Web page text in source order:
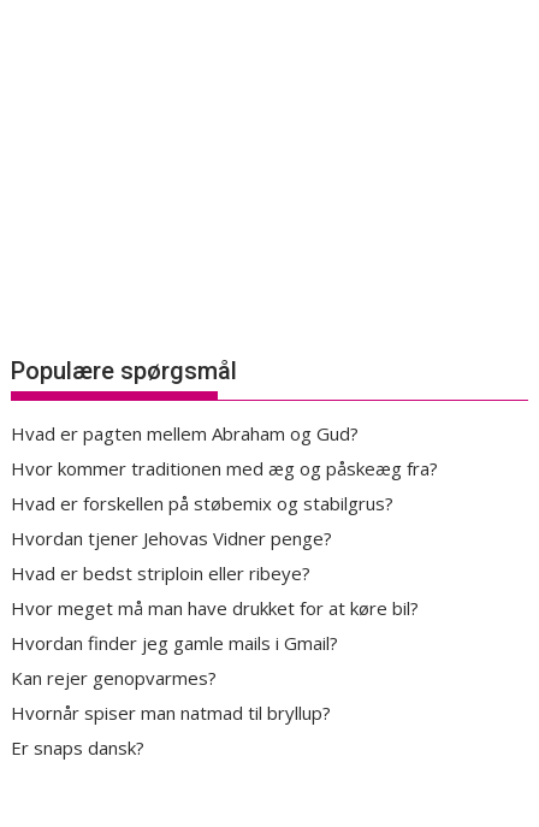
Populære spørgsmål
Hvad er pagten mellem Abraham og Gud?
Hvor kommer traditionen med æg og påskeæg fra?
Hvad er forskellen på støbemix og stabilgrus?
Hvordan tjener Jehovas Vidner penge?
Hvad er bedst striploin eller ribeye?
Hvor meget må man have drukket for at køre bil?
Hvordan finder jeg gamle mails i Gmail?
Kan rejer genopvarmes?
Hvornår spiser man natmad til bryllup?
Er snaps dansk?